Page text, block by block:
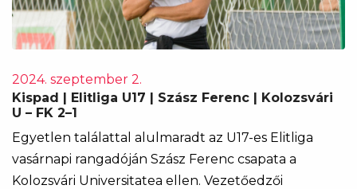
2024. szeptember 2.
Kispad | Elitliga U17 | Szász Ferenc | Kolozsvári
U – FK 2–1
Egyetlen találattal alulmaradt az U17-es Elitliga
vasárnapi rangadóján Szász Ferenc csapata a
Kolozsvári Universitatea ellen. Vezetőedzői